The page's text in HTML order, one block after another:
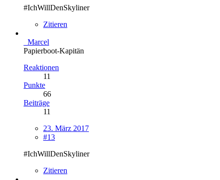
#IchWillDenSkyliner
Zitieren
_Marcel
Papierboot-Kapitän
Reaktionen
11
Punkte
66
Beiträge
11
23. März 2017
#13
#IchWillDenSkyliner
Zitieren